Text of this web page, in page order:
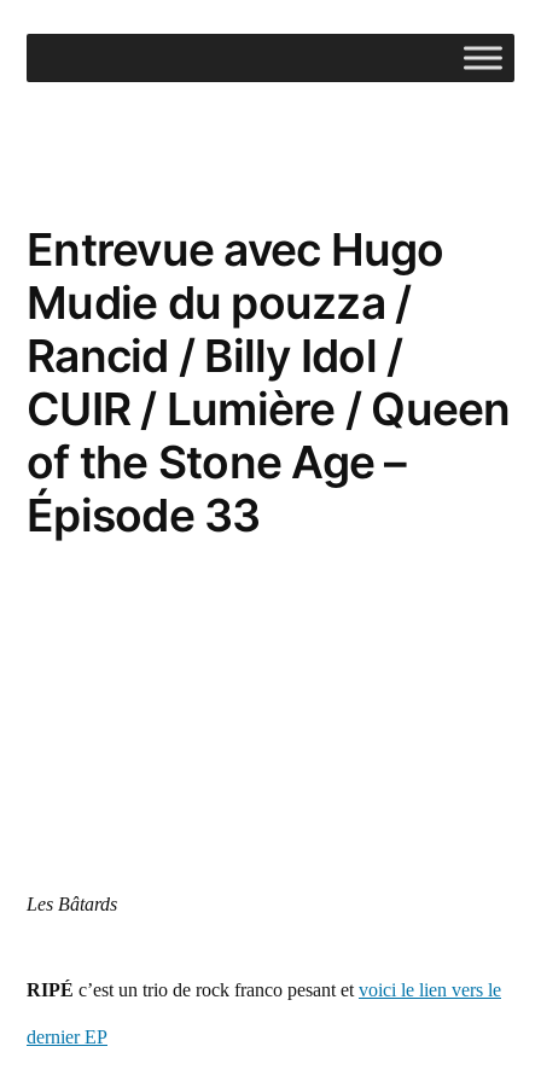
Entrevue avec Hugo
Mudie du pouzza /
Rancid / Billy Idol /
CUIR / Lumière / Queen
of the Stone Age –
Épisode 33
Les Bâtards
RIPÉ c’est un trio de rock franco pesant etvoici le lien vers le
dernier EP